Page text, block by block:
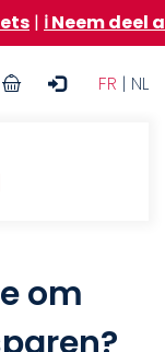
|ℹ️ Neem deel
FR | NL
User
om